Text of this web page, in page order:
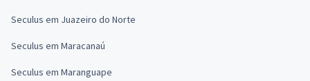
Seculus em Juazeiro do Norte
Seculus em Maracanaú
Seculus em Maranguape